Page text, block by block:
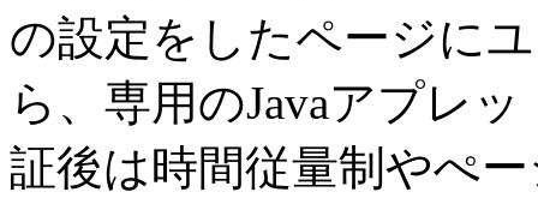
の設定をしたページに
ら、専用のJavaアプレ
証後は時間従量制やぺ